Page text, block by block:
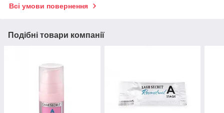
Всі умови повернення
Подібні товари компанії